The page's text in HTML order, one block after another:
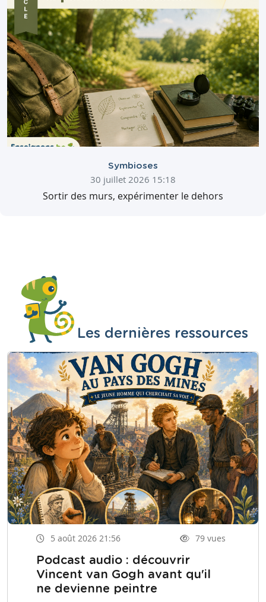
Symbioses
30 juillet 2026 15:18
Sortir des murs, expérimenter le dehors
Les dernières ressources
5 août 2026 21:56 79 vues
Podcast audio : découvrir
Vincent van Gogh avant qu'il
ne devienne peintre